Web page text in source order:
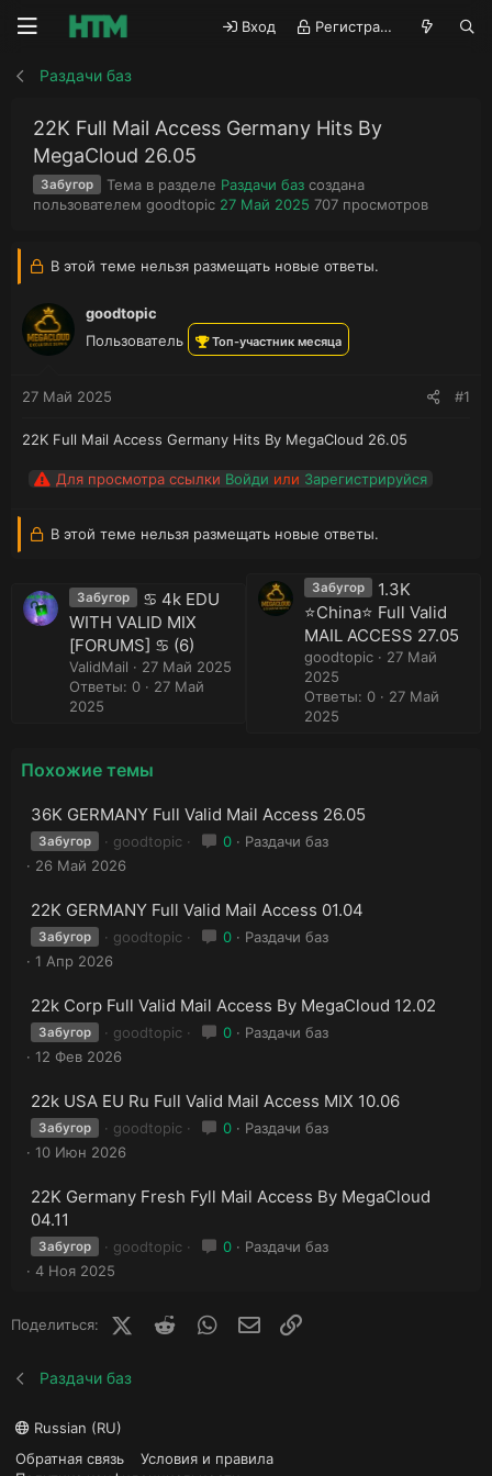
Вход Регистрация
Раздачи баз
22K Full Mail Access Germany Hits By
MegaCloud 26.05
Забугор Тема в разделе Раздачи базсоздана
пользователем А
о
е
м
goodtopic Д
а
ч
а
л
27 Май 2025 П
с
т
р
ы
707 просмотров
В этой теме нельзя размещать новые ответы.
goodtopic
Пользователь
Топ-участник месяца
27 Май 2025 #1
22K Full Mail Access Germany Hits By MegaCloud 26.05
Для просмотра ссылки Войди или Зарегистрируйся
В этой теме нельзя размещать новые ответы.
Забугор
♋ 4k EDU
WITH VALID MIX
[FORUMS] ♋ (6)
ValidMail
27 Май 2025
Ответы: 0
27 Май
2025
Забугор
1.3K
⭐️China⭐️ Full Valid
MAIL ACCESS 27.05
goodtopic
27 Май
2025
Ответы: 0
27 Май
2025
Похожие темы
36K GERMANY Full Valid Mail Access 26.05
Забугор goodtopic 0
Раздачи баз
26 Май 2026
22K GERMANY Full Valid Mail Access 01.04
Забугор goodtopic 0
Раздачи баз
1 Апр 2026
22k Corp Full Valid Mail Access By MegaCloud 12.02
Забугор goodtopic 0
Раздачи баз
12 Фев 2026
22k USA EU Ru Full Valid Mail Access MIX 10.06
Забугор goodtopic 0
Раздачи баз
10 Июн 2026
22K Germany Fresh Fyll Mail Access By MegaCloud
04.11
Забугор goodtopic 0
Раздачи баз
4 Ноя 2025
Поделиться: X (Twitter)Reddit WhatsApp
E-mail
Раздачи баз
Russian (RU)
Обратная связь
Условия и правила